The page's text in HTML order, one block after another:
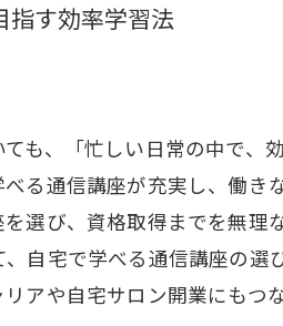
指す効率学習法
も、「忙しい日常の中で、
る通信講座が充実し、働き
選び、資格取得までを無理
自宅で学べる通信講座の選
アや自宅サロン開業にもつ